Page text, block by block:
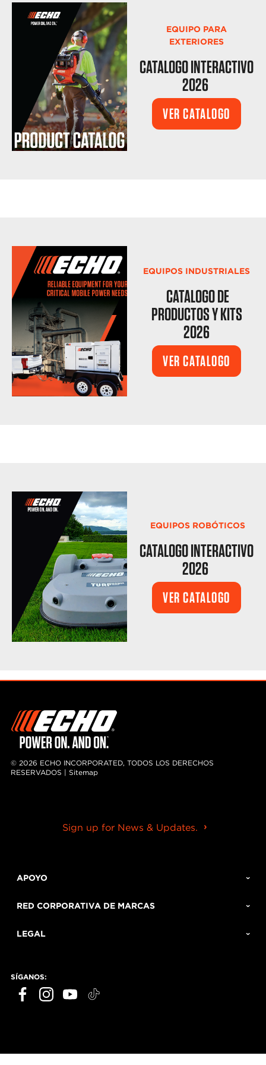
EQUIPO PARA
EXTERIORES
CATALOGO INTERACTIVO
2026
VER CATALOGO
EQUIPOS INDUSTRIALES
CATALOGO DE
PRODUCTOS Y KITS
2026
VER CATALOGO
EQUIPOS ROBÓTICOS
CATALOGO INTERACTIVO
2026
VER CATALOGO
© 2026 ECHO INCORPORATED, TODOS LOS DERECHOS
RESERVADOS | Sitemap
Sign up for News & Updates.
APOYO
RED CORPORATIVA DE MARCAS
LEGAL
SÍGANOS: